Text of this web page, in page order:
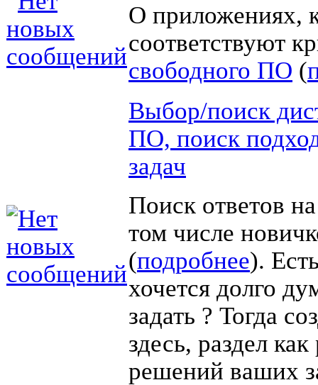
О приложениях,
соответствуют
свободного ПО (
Выбор/поиск
ПО, поиск
задач
Поиск ответов
том числе
(подробнее).
хочется долго
задать ? Тогда
здесь, раздел
решений ваших